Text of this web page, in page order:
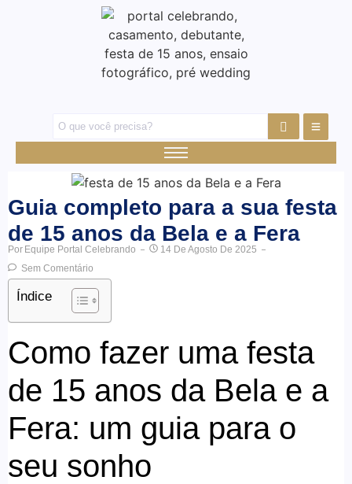
Guia completo para a sua festa
de 15 anos da Bela e a Fera
Por Equipe Portal Celebrando
14 De Agosto De 2025
Sem Comentário
Índice
Como fazer uma festa
de 15 anos da Bela e a
Fera: um guia para o
seu sonho